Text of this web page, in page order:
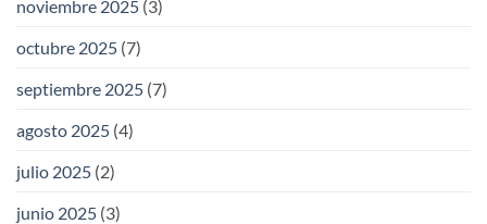
noviembre 2025 (3)
octubre 2025 (7)
septiembre 2025 (7)
agosto 2025 (4)
julio 2025 (2)
junio 2025 (3)